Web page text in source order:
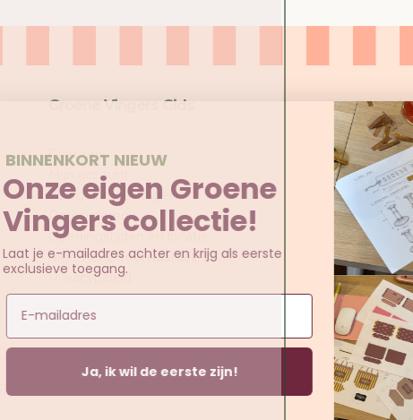
Groene Vingers Gids
Over ons
Mijn account
Veelgestelde vragen
Retourneren
Openingstijden en locatie
Algemene voorwaarden
Privacybeleid
Aanmelden
NIEUW
eigen Groene
collectie!
achter en krijg als eerste
toegang.
Ja, ik wil de eerste zijn!